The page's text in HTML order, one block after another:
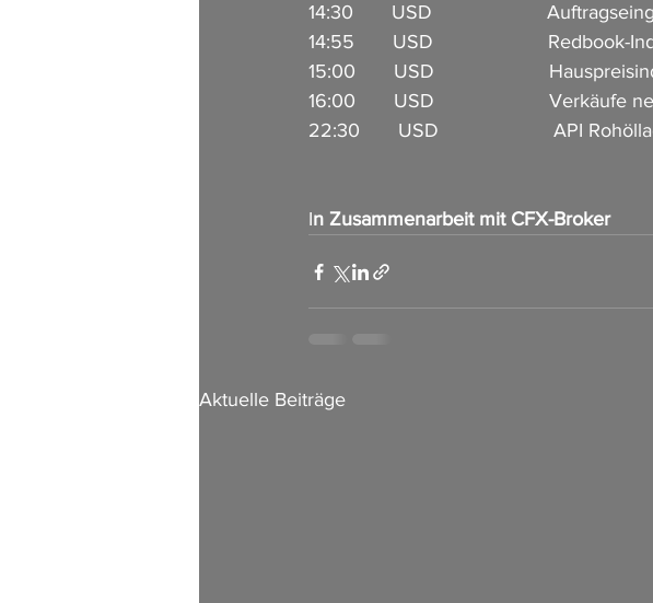
14:30       USD
14:55       USD
15:00       USD
16:00       USD                     Verkäufe
22:30       USD
In Zusammenarbeit mit CFX-Broker
Aktuelle Beiträge